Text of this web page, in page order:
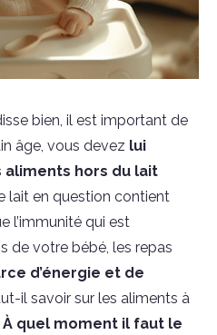
bien, il est important de
âge, vous devez lui
hors du lait
lait en question contient
l’immunité qui est
de votre bébé, les repas
d’énergie et de
il savoir sur les aliments à
À quel moment il faut le